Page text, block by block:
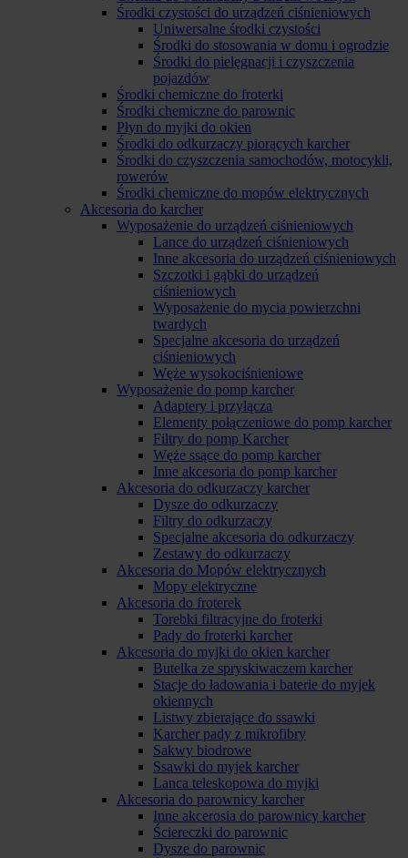
Środki czystości do urządzeń ciśnieniowych
Uniwersalne środki czystości
Środki do stosowania w domu i ogrodzie
Środki do pielęgnacji i czyszczenia
pojazdów
Środki chemiczne do froterki
Środki chemiczne do parownic
Płyn do myjki do okien
Środki do odkurzaczy piorących karcher
Środki do czyszczenia samochodów, motocykli,
rowerów
Środki chemiczne do mopów elektrycznych
Akcesoria do karcher
Wyposażenie do urządzeń ciśnieniowych
Lance do urządzeń ciśnieniowych
Inne akcesoria do urządzeń ciśnieniowych
Szczotki i gąbki do urządzeń
ciśnieniowych
Wyposażenie do mycia powierzchni
twardych
Specjalne akcesoria do urządzeń
ciśnieniowych
Węże wysokociśnieniowe
Wyposażenie do pomp karcher
Adaptery i przyłącza
Elementy połączeniowe do pomp karcher
Filtry do pomp Karcher
Węże ssące do pomp karcher
Inne akcesoria do pomp karcher
Akcesoria do odkurzaczy karcher
Dysze do odkurzaczy
Filtry do odkurzaczy
Specjalne akcesoria do odkurzaczy
Zestawy do odkurzaczy
Akcesoria do Mopów elektrycznych
Mopy elektryczne
Akcesoria do froterek
Torebki filtracyjne do froterki
Pady do froterki karcher
Akcesoria do myjki do okien karcher
Butelka ze spryskiwaczem karcher
Stacje do ładowania i baterie do myjek
okiennych
Listwy zbierające do ssawki
Karcher pady z mikrofibry
Sakwy biodrowe
Ssawki do myjek karcher
Lanca teleskopowa do myjki
Akcesoria do parownicy karcher
Inne akcerosia do parownicy karcher
Ściereczki do parownic
Dysze do parownic